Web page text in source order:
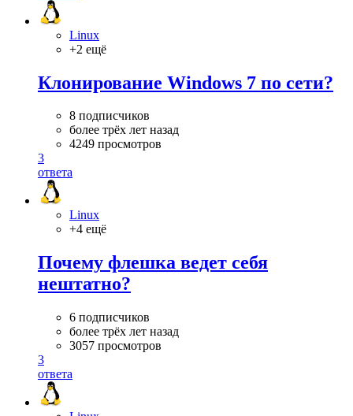
Linux
+2 ещё
Клонирование Windows 7 по сети?
8 подписчиков
более трёх лет назад
4249 просмотров
3
ответа
Linux
+4 ещё
Почему флешка ведет себя
нештатно?
6 подписчиков
более трёх лет назад
3057 просмотров
3
ответа